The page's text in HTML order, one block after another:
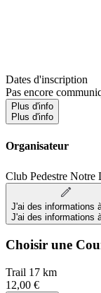
Dates d'inscription
Pas encore
Plus d'info
Plus d'info
Organisateur
Club Pedestre Notre
J'ai des informations
J'ai des informations
Choisir une
Trail 17 km
12,00 €